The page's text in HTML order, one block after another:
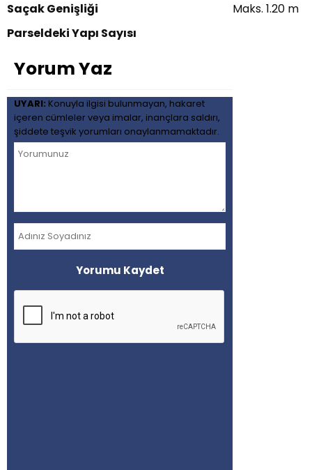
Saçak Genişliği
Maks. 1.20 m
Parseldeki Yapı Sayısı
Yorum Yaz
UYARI: Konuyla ilgisi bulunmayan, hakaret
içeren cümleler veya imalar, inançlara saldırı,
şiddete teşvik yorumları onaylanmamaktadır.
Yorumu Kaydet